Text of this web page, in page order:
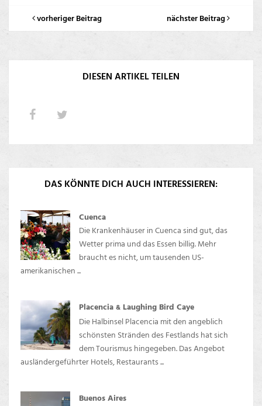
vorheriger Beitrag nächster Beitrag
DIESEN ARTIKEL TEILEN
DAS KÖNNTE DICH AUCH INTERESSIEREN:
Cuenca
Die Krankenhäuser in Cuenca sind gut, das
Wetter prima und das Essen billig. Mehr
braucht es nicht, um tausenden US-
amerikanischen ...
Placencia & Laughing Bird Caye
Die Halbinsel Placencia mit den angeblich
schönsten Stränden des Festlands hat sich
dem Tourismus hingegeben. Das Angebot
ausländergeführter Hotels, Restaurants ...
Buenos Aires